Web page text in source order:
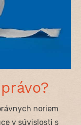
noriem
v súvislosti s